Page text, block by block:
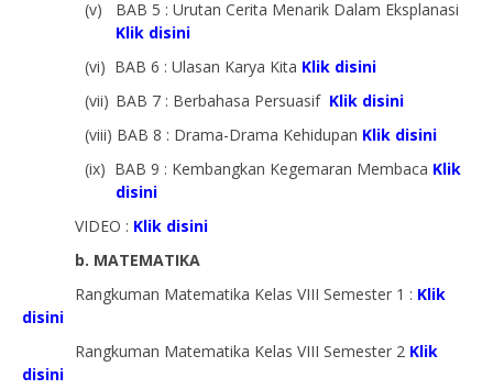
(v)
BAB 5 : Urutan Cerita Menarik Dalam Eksplanasi
Klik disini
(vi) BAB 6 : Ulasan Karya Kita Klik disini
(vii) BAB 7 : Berbahasa Persuasif Klik disini
(viii) BAB 8 : Drama-Drama Kehidupan Klik disini
(ix) BAB 9 : Kembangkan Kegemaran Membaca Klik
disini
VIDEO : Klik disini
b. MATEMATIKA
Rangkuman Matematika Kelas VIII Semester 1 : Klik
disini
Rangkuman Matematika Kelas VIII Semester 2 Klik
disini